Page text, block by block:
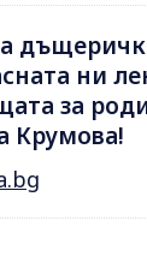
ни
за
Крумова!